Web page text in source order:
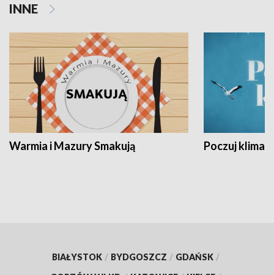
INNE
Warmia i Mazury Smakują Poczuj klimat
BIAŁYSTOK / BYDGOSZCZ / GDAŃSK /